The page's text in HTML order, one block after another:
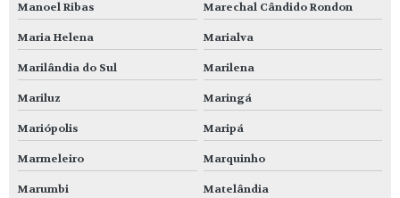
Manoel Ribas Marechal Cândido Rondon
Maria Helena Marialva
Marilândia do Sul Marilena
Mariluz Maringá
Mariópolis Maripá
Marmeleiro Marquinho
Marumbi Matelândia